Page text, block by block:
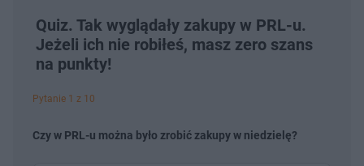
Quiz. Tak wyglądały zakupy w PRL-u.
Jeżeli ich nie robiłeś, masz zero szans
na punkty!
Pytanie 1 z 10
Czy w PRL-u można było zrobić zakupy w niedzielę?